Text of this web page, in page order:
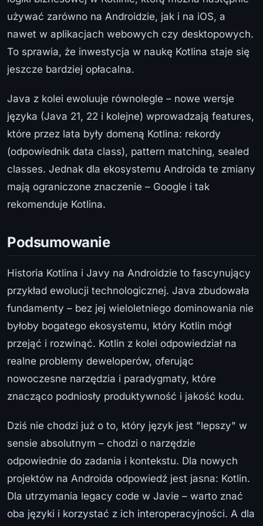
używać zarówno na Androidzie, jak i na iOS, a
nawet w aplikacjach webowych czy desktopowych.
To sprawia, że inwestycja w naukę Kotlina staje się
jeszcze bardziej opłacalna.
Java z kolei ewoluuje równolegle – nowe wersje
języka (Java 21, 22 i kolejne) wprowadzają features,
które przez lata były domeną Kotlina: rekordy
(odpowiednik data class), pattern matching, sealed
classes. Jednak dla ekosystemu Androida te zmiany
mają ograniczone znaczenie – Google i tak
rekomenduje Kotlina.
Podsumowanie
Historia Kotlina i Javy na Androidzie to fascynujący
przykład ewolucji technologicznej. Java zbudowała
fundamenty – bez jej wieloletniego dominowania nie
byłoby bogatego ekosystemu, który Kotlin mógł
przejąć i rozwinąć. Kotlin z kolei odpowiedział na
realne problemy deweloperów, oferując
nowoczesne narzędzia i paradygmaty, które
znacząco podniosły produktywność i jakość kodu.
Dziś nie chodzi już o to, który język jest "lepszy" w
sensie absolutnym – chodzi o narzędzie
odpowiednie do zadania i kontekstu. Dla nowych
projektów na Androida odpowiedź jest jasna: Kotlin.
Dla utrzymania legacy code w Javie – warto znać
oba języki i korzystać z ich interoperacyjności. A dla